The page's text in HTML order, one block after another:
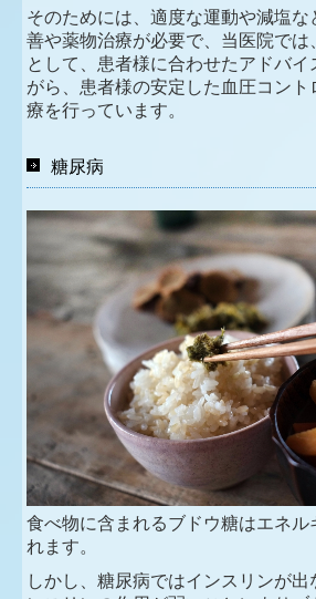
そのためには、適度な運動や減塩な
善や薬物治療が必要で、当医院では
として、患者様に合わせたアドバイ
がら、患者様の安定した血圧コント
療を行っています。
糖尿病
食べ物に含まれるブドウ糖はエネル
れます。
しかし、糖尿病ではインスリンが出